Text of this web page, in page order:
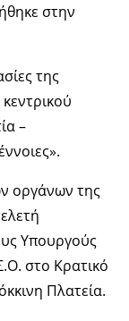
στην
της
–
οργάνων της
Υπουργούς
στο Κρατικό
Πλατεία.